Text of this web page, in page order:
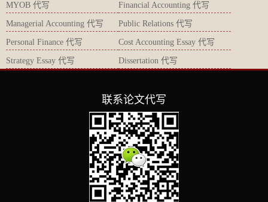
MYOB 代写 Financial Accounting 代写
Managerial Accounting 代写 Public Relations 代写
Personal Finance 代写 Cost Accounting Essay 代写
Strategy Essay 代写 Dissertation 代写
联系论文代写